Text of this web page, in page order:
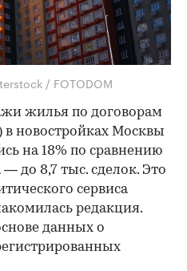
/ FOTODOM
жилья по договорам
в новостройках Москвы
на 18% по сравнению
до 8,7 тыс. сделок. Это
сервиса
редакция.
данных о